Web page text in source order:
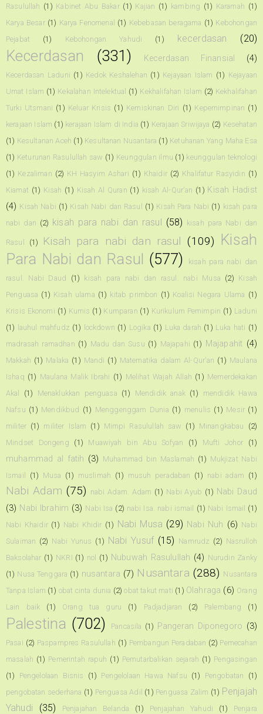
Rasulullah (1) Kabinet Abu Bakar (1) Kajian (1) kambing (1) Karamah (1)
Karya Besar (1) Karya Fenomenal (1) Kebebasan beragama (1) Kebohongan
Pejabat
(1) Kebohongan Yahudi (1) kecerdasan (20)
Kecerdasan (331) Kecerdasan Finansial (4)
Kecerdasan Laduni (1) Kedok Keshalehan (1) Kejayaan Islam (1) Kejayaan
Umat Islam (1) Kekalahan Intelektual (1) Kekhalifahan Islam (2) Kekhalifahan
Turki Utsmani (1) Keluar Krisis (1) Kemiskinan Diri (1) Kepemimpinan (1)
kerajaan Islam (1) kerajaan Islam di India (1) Kerajaan Sriwijaya (2) Kesehatan
(1) Kesultanan Aceh (1) Kesultanan Nusantara (1) Ketuhanan Yang Maha Esa
(1) Keturunan Rasulullah saw (1) Keunggulan ilmu (1) keunggulan teknologi
(1) Kezaliman (2) KH Hasyim Ashari (1) Khaidir (2) Khalifatur Rasyidin (1)
Kiamat (1) Kisah (1) Kisah Al Quran (1) kisah Al-Qur'an (1) Kisah Hadist
(4) Kisah Nabi (1) Kisah Nabi dan Rasul (1) Kisah Para Nabi (1) kisah para
nabi dan (2) kisah para nabi dan rasul (58) kisah para Nabi dan
Rasul (1) Kisah para nabi dan rasul (109) Kisah
Para Nabi dan Rasul (577)
kisah para nabi dan
rasul. Nabi Daud
(1) kisah para nabi dan rasul. nabi Musa (2) Kisah
Penguasa (1) Kisah ulama (1) kitab primbon (1) Koalisi Negara Ulama (1)
Krisis Ekonomi (1) Kumis (1) Kumparan (1) Kurikulum Pemimpin (1) Laduni
(1) lauhul mahfudz (1) lockdown (1) Logika (1) Luka darah (1) Luka hati (1)
madrasah ramadhan (1) Madu dan Susu (1) Majapahi (1) Majapahit (4)
Makkah (1) Malaka (1) Mandi (1) Matematika dalam Al-Qur'an (1) Maulana
Ishaq (1) Maulana Malik Ibrahi (1) Melihat Wajah Allah (1) Memerdekakan
Akal
(1) Menaklukkan penguasa (1) Mendidik anak (1)
mendidik Hawa
Nafsu (1) Mendikbud (1) Menggenggam Dunia (1) menulis (1) Mesir (1)
militer (1) militer Islam (1) Mimpi Rasulullah saw (1) Minangkabau
(2)
Mindset Dongeng
(1) Muawiyah bin Abu Sofyan (1) Mufti Johor (1)
muhammad al fatih (3) Muhammad bin Maslamah (1) Mukjizat Nabi
Ismail
(1) Musa (1) muslimah (1) musuh peradaban (1) nabi adam (1)
Nabi Adam (75) nabi Adam. Adam (1) Nabi Ayub (1) Nabi Daud
(3) Nabi Ibrahim (3) Nabi Isa (2) nabi Isa. nabi ismail (1) Nabi Ismail (1)
Nabi Khaidir (1) Nabi Khidir (1) Nabi Musa (29) Nabi Nuh (6) Nabi
Sulaiman (2) Nabi Yunus (1) Nabi Yusuf (15) Namrudz (2) Nasrulloh
Baksolahar (1) NKRI (1) nol (1) Nubuwah Rasulullah (4) Nurudin Zanky
(1) Nusa Tenggara (1) nusantara (7) Nusantara (288) Nusantara
Tanpa Islam (1) obat cinta dunia (2) obat takut mati (1) Olahraga (6) Orang
Lain baik
(1) Orang tua guru (1) Padjadjaran (2) Palembang (1)
Palestina (702) Pancasila (1) Pangeran Diponegoro (3)
Pasai (2) Paspampres Rasulullah (1) Pembangun Peradaban (2) Pemecahan
masalah (1) Pemerintah rapuh (1) Pemutarbalikan sejarah (1) Pengasingan
(1)
Pengelolaan Bisnis (1) Pengelolaan Hawa Nafsu (1) Pengobatan
(1)
pengobatan sederhana (1) Penguasa Adil (1) Penguasa Zalim (1) Penjajah
Yahudi
(35) Penjajahan Belanda (1) Penjajahan Yahudi (1)
Penjara